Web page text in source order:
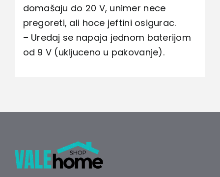
domašaju do 20 V, unimer nece
pregoreti, ali hoce jeftini osigurac.
– Uredaj se napaja jednom baterijom
od 9 V (ukljuceno u pakovanje).